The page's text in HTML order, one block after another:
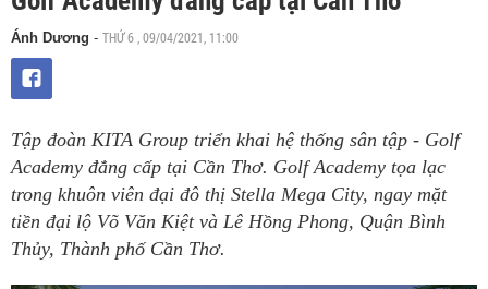
Ánh Dương - THỨ 6 , 09/04/2021, 11:00
Tập đoàn KITA Group triển khai hệ thống sân tập - Golf
Academy đẳng cấp tại Cần Thơ. Golf Academy tọa lạc
trong khuôn viên đại đô thị Stella Mega City, ngay mặt
tiền đại lộ Võ Văn Kiệt và Lê Hồng Phong, Quận Bình
Thủy, Thành phố Cần Thơ.